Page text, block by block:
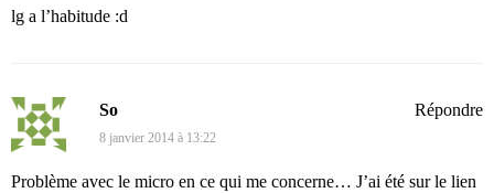
lg a l’habitude :d
So
8 janvier 2014 à 13:22
Problème avec le micro en ce qui me concerne… J’ai été sur le lien
Répondre